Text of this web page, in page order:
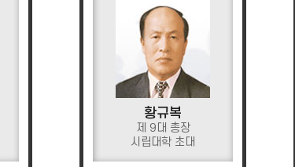
황규복
제 9대 총장
시립대학 초대